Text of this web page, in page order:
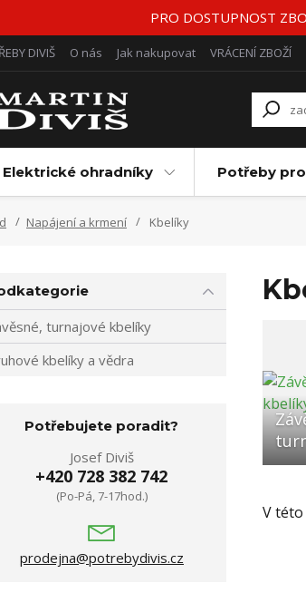
PRO DOSTUPNOST
DIVIŠ O nás Jak nakupovat VRÁCENÍ ZBOŽÍ
Elektrické ohradníky Potřeby
Napájení a krmení Kbelíky
V
turnajové kbelíky
kbelíky a vědra
Potřebujete poradit?
Josef Diviš
+420 728 382 742
(Po-Pá, 7-17hod.)
prodejna@potrebydivis.cz